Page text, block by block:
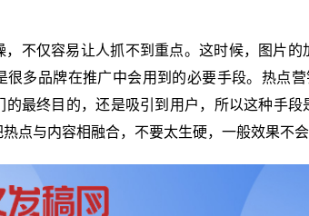
，不仅容易让人抓不到重点。这时候，图片
多品牌在推广中会用到的必要手段。热点
的最终目的，还是吸引到用户，所以这种手
点与内容相融合，不要太生硬，一般效果不会